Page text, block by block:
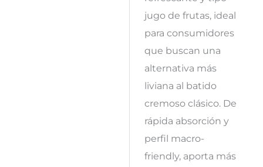
jugo de frutas, ideal
para consumidores
que buscan una
alternativa más
liviana al batido
cremoso clásico. De
rápida absorción y
perfil macro-
friendly, aporta más